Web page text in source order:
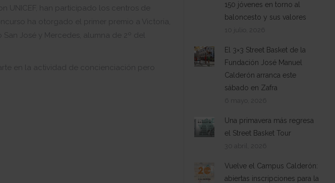
han participado los centros de
ha otorgado el primer premio a Victoria,
José y Mercedes, alumna de 2º del
en la actividad de concienciación pero
150 jóvenes en torno al
baloncesto y sus valores
10 julio, 2026
El 3×3 Street Basket de la
Fundación José Manuel
Calderón arranca este
sábado en Zafra
6 mayo, 2026
Una primavera más regresa
el Street Basket Tour
Vuelve el Campus Calderón:
abiertas inscripciones para la